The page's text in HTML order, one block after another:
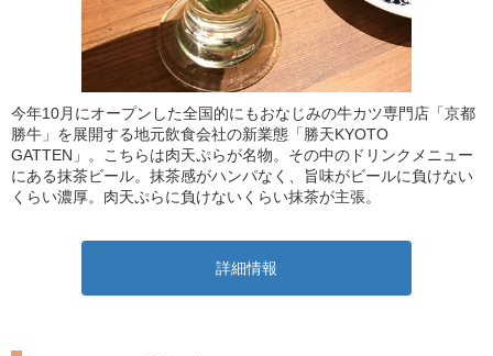
今年10月にオープンした全国的にもおなじみの牛カツ専門店「京都
勝牛」を展開する地元飲食会社の新業態「勝天KYOTO
GATTEN」。こちらは肉天ぷらが名物。その中のドリンクメニュー
にある抹茶ビール。抹茶感がハンパなく、旨味がビールに負けない
くらい濃厚。肉天ぷらに負けないくらい抹茶が主張。
詳細情報